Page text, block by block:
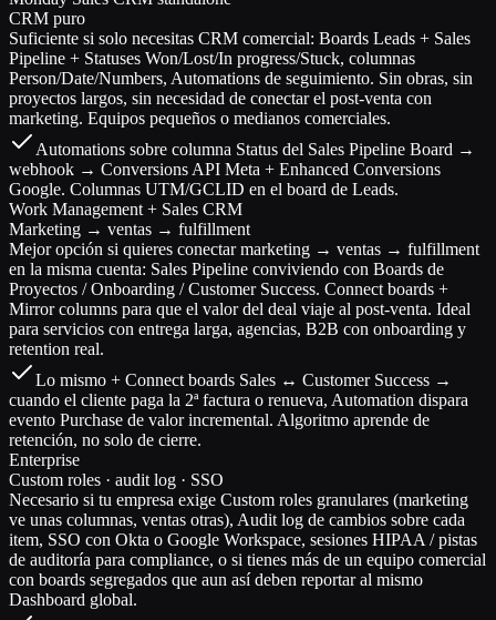
CRM puro
Suficiente si solo necesitas CRM comercial: Boards Leads + Sales
Pipeline + Statuses Won/Lost/In progress/Stuck, columnas
Person/Date/Numbers, Automations de seguimiento. Sin obras, sin
proyectos largos, sin necesidad de conectar el post-venta con
marketing. Equipos pequeños o medianos comerciales.
Automations sobre columna Status del Sales Pipeline Board →
webhook → Conversions API Meta + Enhanced Conversions
Google. Columnas UTM/GCLID en el board de Leads.
Work Management + Sales CRM
Marketing → ventas → fulfillment
Mejor opción si quieres conectar marketing → ventas → fulfillment
en la misma cuenta: Sales Pipeline conviviendo con Boards de
Proyectos / Onboarding / Customer Success. Connect boards +
Mirror columns para que el valor del deal viaje al post-venta. Ideal
para servicios con entrega larga, agencias, B2B con onboarding y
retention real.
Lo mismo + Connect boards Sales ↔ Customer Success →
cuando el cliente paga la 2ª factura o renueva, Automation dispara
evento Purchase de valor incremental. Algoritmo aprende de
retención, no solo de cierre.
Enterprise
Custom roles · audit log · SSO
Necesario si tu empresa exige Custom roles granulares (marketing
ve unas columnas, ventas otras), Audit log de cambios sobre cada
item, SSO con Okta o Google Workspace, sesiones HIPAA / pistas
de auditoría para compliance, o si tienes más de un equipo comercial
con boards segregados que aun así deben reportar al mismo
Dashboard global.